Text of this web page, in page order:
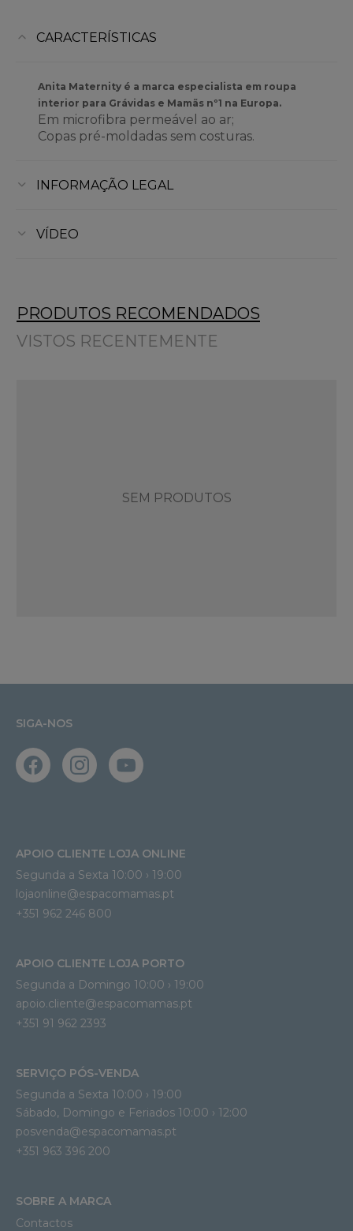
CARACTERÍSTICAS
Anita Maternity é a marca especialista em roupa
interior para Grávidas e Mamãs nº1 na Europa.
Em microfibra permeável ao ar;
Copas pré-moldadas sem costuras.
INFORMAÇÃO LEGAL
VÍDEO
PRODUTOS RECOMENDADOS
VISTOS RECENTEMENTE
SEM PRODUTOS
SIGA-NOS
APOIO CLIENTE LOJA ONLINE
Segunda a Sexta 10:00 › 19:00
lojaonline@espacomamas.pt
+351 962 246 800
APOIO CLIENTE LOJA PORTO
Segunda a Domingo 10:00 › 19:00
apoio.cliente@espacomamas.pt
+351 91 962 2393
SERVIÇO PÓS-VENDA
Segunda a Sexta 10:00 › 19:00
Sábado, Domingo e Feriados 10:00 › 12:00
posvenda@espacomamas.pt
+351 963 396 200
SOBRE A MARCA
Contactos